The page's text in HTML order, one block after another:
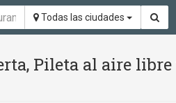
Todas las ciudades
Pileta al aire libre